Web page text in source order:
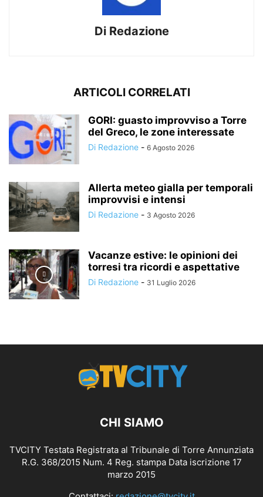
Di Redazione
ARTICOLI CORRELATI
GORI: guasto improvviso a Torre
del Greco, le zone interessate
Di Redazione - 6 Agosto 2026
Allerta meteo gialla per temporali
improvvisi e intensi
Di Redazione - 3 Agosto 2026
Vacanze estive: le opinioni dei
torresi tra ricordi e aspettative
Di Redazione - 31 Luglio 2026
CHI SIAMO
TVCITY Testata Registrata al Tribunale di Torre Annunziata
R.G. 368/2015 Num. 4 Reg. stampa Data iscrizione 17
marzo 2015